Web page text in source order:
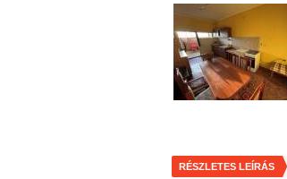
RÉSZLETES LEÍRÁS